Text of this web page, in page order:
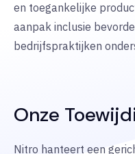
en toegankelijke
aanpak inclusie
bedrijfspraktijken
Onze
Nitro hanteert een